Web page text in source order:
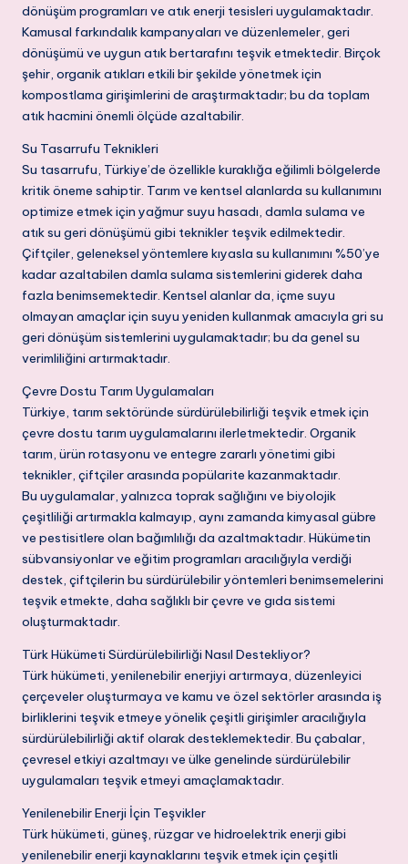
dönüşüm programları ve atık enerji tesisleri uygulamaktadır.
Kamusal farkındalık kampanyaları ve düzenlemeler, geri
dönüşümü ve uygun atık bertarafını teşvik etmektedir. Birçok
şehir, organik atıkları etkili bir şekilde yönetmek için
kompostlama girişimlerini de araştırmaktadır; bu da toplam
atık hacmini önemli ölçüde azaltabilir.
Su Tasarrufu Teknikleri
Su tasarrufu, Türkiye’de özellikle kuraklığa eğilimli bölgelerde
kritik öneme sahiptir. Tarım ve kentsel alanlarda su kullanımını
optimize etmek için yağmur suyu hasadı, damla sulama ve
atık su geri dönüşümü gibi teknikler teşvik edilmektedir.
Çiftçiler, geleneksel yöntemlere kıyasla su kullanımını %50’ye
kadar azaltabilen damla sulama sistemlerini giderek daha
fazla benimsemektedir. Kentsel alanlar da, içme suyu
olmayan amaçlar için suyu yeniden kullanmak amacıyla gri su
geri dönüşüm sistemlerini uygulamaktadır; bu da genel su
verimliliğini artırmaktadır.
Çevre Dostu Tarım Uygulamaları
Türkiye, tarım sektöründe sürdürülebilirliği teşvik etmek için
çevre dostu tarım uygulamalarını ilerletmektedir. Organik
tarım, ürün rotasyonu ve entegre zararlı yönetimi gibi
teknikler, çiftçiler arasında popülarite kazanmaktadır.
Bu uygulamalar, yalnızca toprak sağlığını ve biyolojik
çeşitliliği artırmakla kalmayıp, aynı zamanda kimyasal gübre
ve pestisitlere olan bağımlılığı da azaltmaktadır. Hükümetin
sübvansiyonlar ve eğitim programları aracılığıyla verdiği
destek, çiftçilerin bu sürdürülebilir yöntemleri benimsemelerini
teşvik etmekte, daha sağlıklı bir çevre ve gıda sistemi
oluşturmaktadır.
Türk Hükümeti Sürdürülebilirliği Nasıl Destekliyor?
Türk hükümeti, yenilenebilir enerjiyi artırmaya, düzenleyici
çerçeveler oluşturmaya ve kamu ve özel sektörler arasında iş
birliklerini teşvik etmeye yönelik çeşitli girişimler aracılığıyla
sürdürülebilirliği aktif olarak desteklemektedir. Bu çabalar,
çevresel etkiyi azaltmayı ve ülke genelinde sürdürülebilir
uygulamaları teşvik etmeyi amaçlamaktadır.
Yenilenebilir Enerji İçin Teşvikler
Türk hükümeti, güneş, rüzgar ve hidroelektrik enerji gibi
yenilenebilir enerji kaynaklarını teşvik etmek için çeşitli